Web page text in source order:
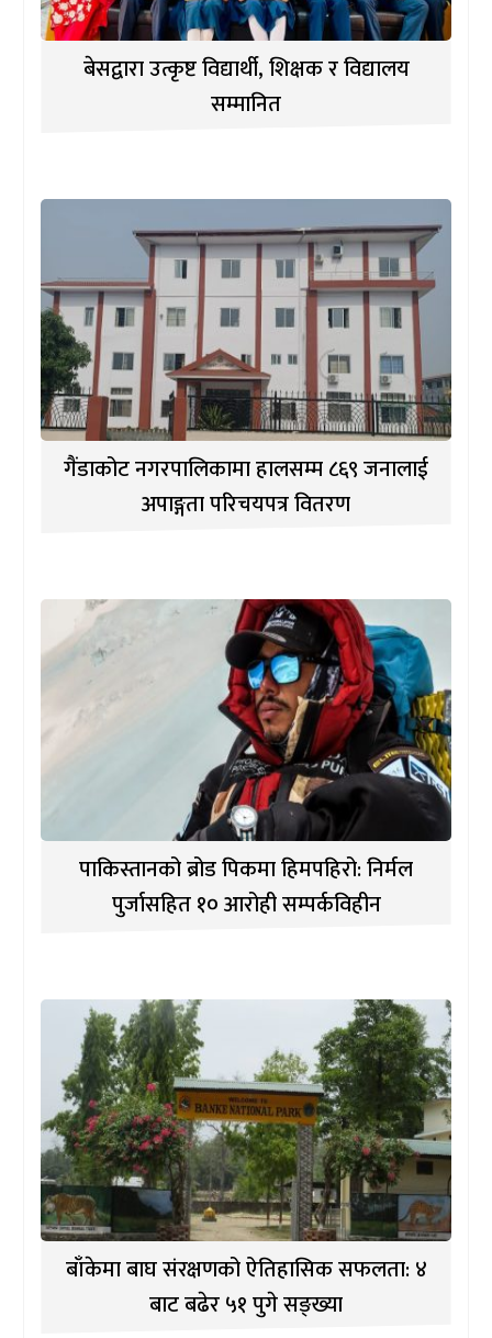
बेसद्वारा उत्कृष्ट विद्यार्थी, शिक्षक र विद्यालय
सम्मानित
गैंडाकोट नगरपालिकामा हालसम्म ८६९ जनालाई
अपाङ्गता परिचयपत्र वितरण
पाकिस्तानको ब्रोड पिकमा हिमपहिरो: निर्मल
पुर्जासहित १० आरोही सम्पर्कविहीन
बाँकेमा बाघ संरक्षणको ऐतिहासिक सफलता: ४
बाट बढेर ५१ पुगे सङ्ख्या